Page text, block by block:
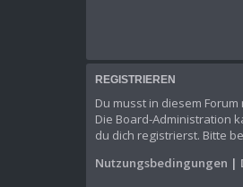
REGISTRIEREN
Du musst in diesem
Die Board-Administration
du dich registrierst. Bitte
Nutzungsbedingungen |